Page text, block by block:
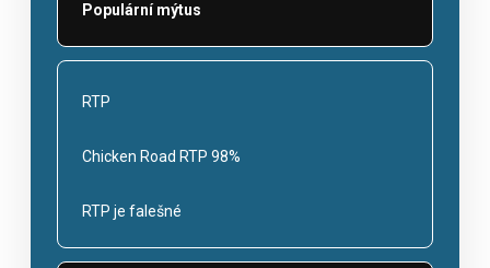
Populární mýtus
RTP
Chicken Road RTP 98%
RTP je falešné